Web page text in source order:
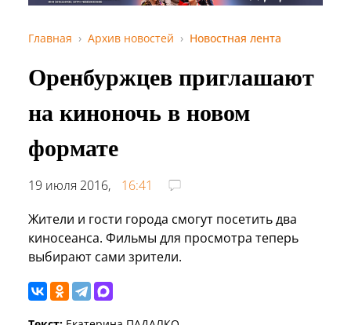
Главная Архив новостей Новостная лента
Оренбуржцев приглашают
на киноночь в новом
формате
19 июля 2016,
16:41
Жители и гости города смогут посетить два
киносеанса. Фильмы для просмотра теперь
выбирают сами зрители.